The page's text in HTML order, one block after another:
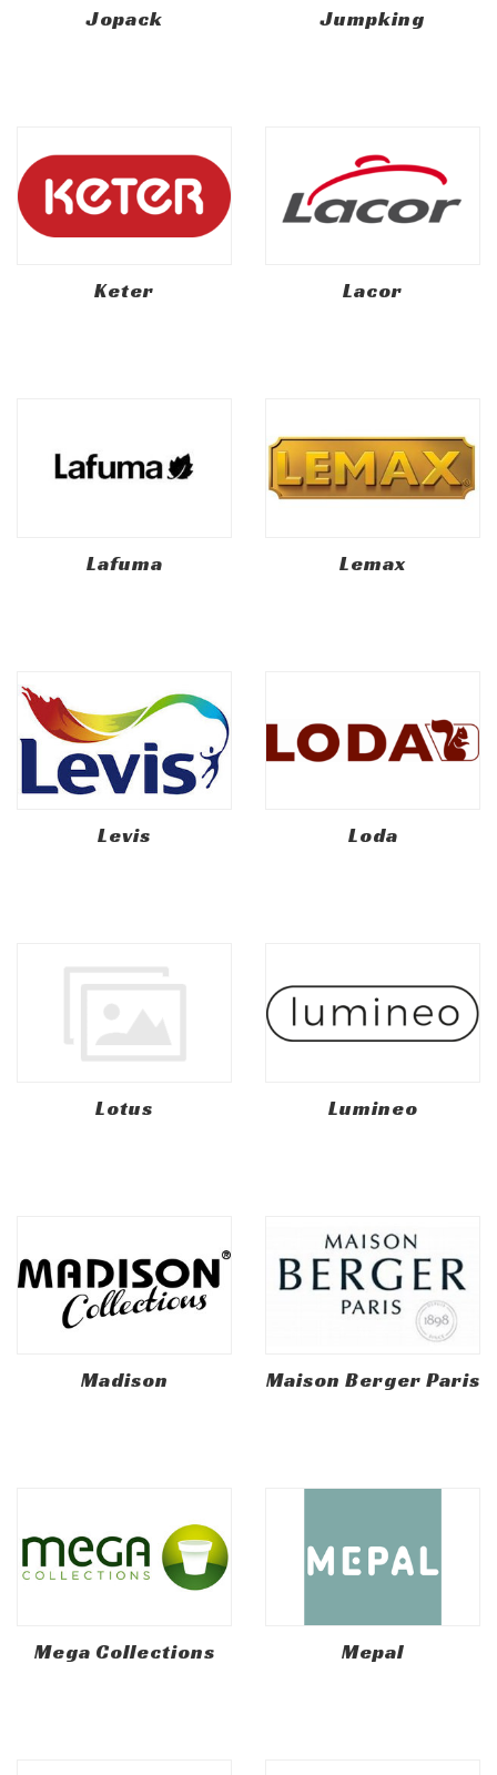
Jopack Jumpking
Keter Lacor
Lafuma Lemax
Levis Loda
Lotus Lumineo
Madison Maison Berger Paris
Mega Collections Mepal